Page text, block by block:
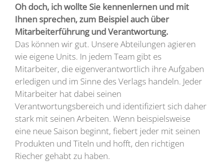
Oh doch, ich wollte Sie kennenlernen und mit
Ihnen sprechen, zum Beispiel auch über
Mitarbeiterführung und Verantwortung.
Das können wir gut. Unsere Abteilungen agieren
wie eigene Units. In jedem Team gibt es
Mitarbeiter, die eigenverantwortlich ihre Aufgaben
erledigen und im Sinne des Verlags handeln. Jeder
Mitarbeiter hat dabei seinen
Verantwortungsbereich und identifiziert sich daher
stark mit seinen Arbeiten. Wenn beispielsweise
eine neue Saison beginnt, fiebert jeder mit seinen
Produkten und Titeln und hofft, den richtigen
Riecher gehabt zu haben.